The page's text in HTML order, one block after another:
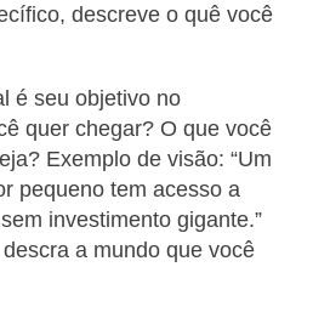
descreve o quê você
é seu objetivo no
quer chegar? O que você
Exemplo de visão: “Um
pequeno tem acesso a
investimento gigante.”
a mundo que você